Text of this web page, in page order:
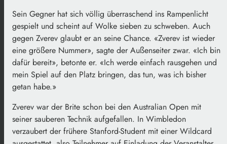
Sein Gegner hat sich völlig überraschend ins Rampenlicht
gespielt und scheint auf Wolke sieben zu schweben. Auch
gegen Zverev glaubt er an seine Chance. «Zverev ist wieder
eine größere Nummer», sagte der Außenseiter zwar. «Ich bin
dafür bereit», betonte er. «Ich werde einfach rausgehen und
mein Spiel auf den Platz bringen, das tun, was ich bisher
getan habe.»
Zverev war der Brite schon bei den Australian Open mit
seiner sauberen Technik aufgefallen. In Wimbledon
verzaubert der frühere Stanford-Student mit einer Wildcard